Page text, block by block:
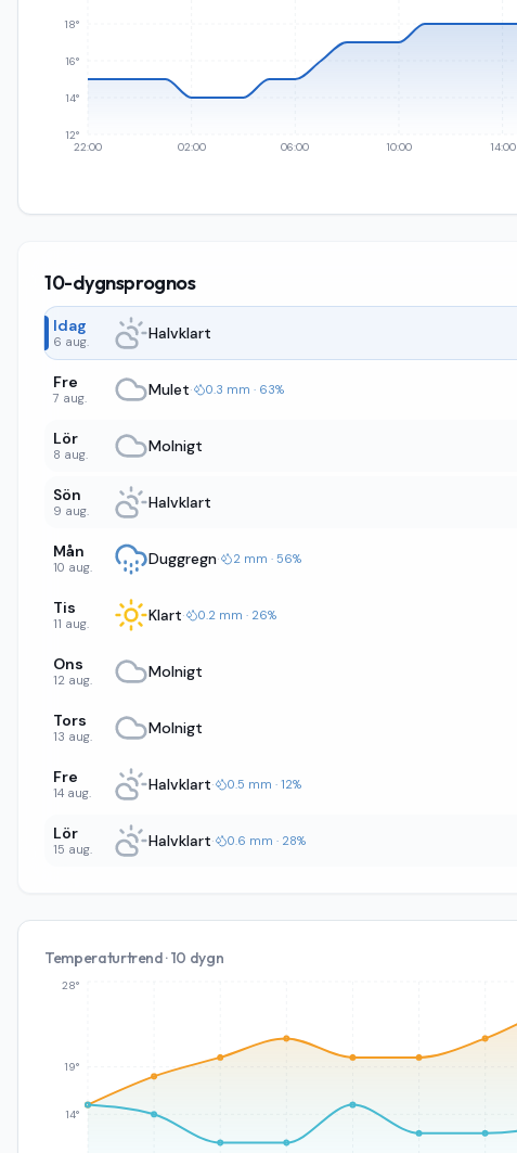
22:00 02:00 06:00 10:00 14:00
12°
14°
16°
18°
10-dygnsprognos
Idag
6 aug. Halvklart
Fre
7 aug. Mulet· 0.3 mm · 63%
Lör
8 aug. Molnigt
Sön
9 aug. Halvklart
Mån
10 aug. Duggregn· 2 mm · 56%
Tis
11 aug. Klart· 0.2 mm · 26%
Ons
12 aug. Molnigt
Tors
13 aug. Molnigt
Fre
14 aug. Halvklart· 0.5 mm · 12%
Lör
15 aug. Halvklart· 0.6 mm · 28%
Temperaturtrend · 10 dygn
14°
19°
28°